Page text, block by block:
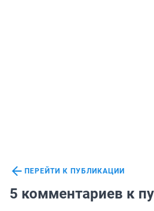
ПЕРЕЙТИ К ПУБЛИКАЦИИ
5 комментариев к